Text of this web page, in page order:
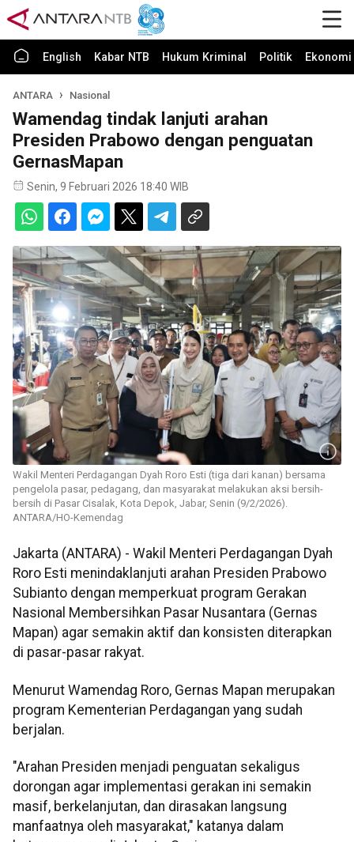
English Kabar NTB Hukum Kriminal Politik
ANTARA Nasional
Wamendag tindak lanjuti arahan
Presiden Prabowo dengan penguatan
GernasMapan
Senin, 9 Februari 2026 18:40 WIB
Wakil Menteri Perdagangan Dyah Roro Esti (tiga dari kanan) bersama
pengelola pasar, pedagang, dan masyarakat melakukan aksi bersih-
bersih di Pasar Cisalak, Kota Depok, Jabar, Senin (9/2/2026).
ANTARA/HO-Kemendag
Jakarta (ANTARA) - Wakil Menteri Perdagangan Dyah
Roro Esti menindaklanjuti arahan Presiden Prabowo
Subianto dengan memperkuat program Gerakan
Nasional Membersihkan Pasar Nusantara (Gernas
Mapan) agar semakin aktif dan konsisten diterapkan
di pasar-pasar rakyat.
Menurut Wamendag Roro, Gernas Mapan merupakan
program Kementerian Perdagangan yang sudah
berjalan.
"Arahan Presiden menjadi penguatan sekaligus
dorongan agar implementasi gerakan ini semakin
masif, berkelanjutan, dan dirasakan langsung
manfaatnya oleh masyarakat," katanya dalam